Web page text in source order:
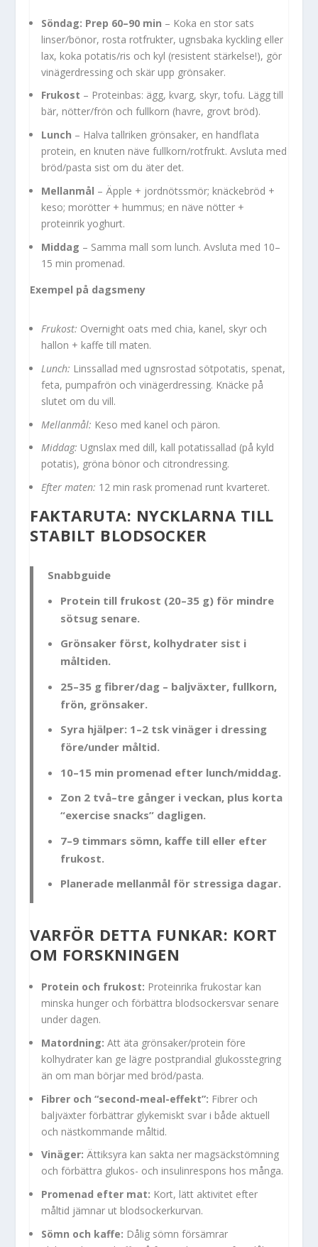
Söndag: Prep 60–90 min – Koka en stor sats
linser/bönor, rosta rotfrukter, ugnsbaka kyckling eller
lax, koka potatis/ris och kyl (resistent stärkelse!), gör
vinägerdressing och skär upp grönsaker.
Frukost – Proteinbas: ägg, kvarg, skyr, tofu. Lägg till
bär, nötter/frön och fullkorn (havre, grovt bröd).
Lunch – Halva tallriken grönsaker, en handflata
protein, en knuten näve fullkorn/rotfrukt. Avsluta med
bröd/pasta sist om du äter det.
Mellanmål – Äpple + jordnötssmör; knäckebröd +
keso; morötter + hummus; en näve nötter +
proteinrik yoghurt.
Middag – Samma mall som lunch. Avsluta med 10–
15 min promenad.
Exempel på dagsmeny
Frukost: Overnight oats med chia, kanel, skyr och
hallon + kaffe till maten.
Lunch: Linssallad med ugnsrostad sötpotatis, spenat,
feta, pumpafrön och vinägerdressing. Knäcke på
slutet om du vill.
Mellanmål: Keso med kanel och päron.
Middag: Ugnslax med dill, kall potatissallad (på kyld
potatis), gröna bönor och citrondressing.
Efter maten: 12 min rask promenad runt kvarteret.
FAKTARUTA: NYCKLARNA TILL
STABILT BLODSOCKER
Snabbguide
Protein till frukost (20–35 g) för mindre
sötsug senare.
Grönsaker först, kolhydrater sist i
måltiden.
25–35 g fibrer/dag – baljväxter, fullkorn,
frön, grönsaker.
Syra hjälper: 1–2 tsk vinäger i dressing
före/under måltid.
10–15 min promenad efter lunch/middag.
Zon 2 två–tre gånger i veckan, plus korta
“exercise snacks” dagligen.
7–9 timmars sömn, kaffe till eller efter
frukost.
Planerade mellanmål för stressiga dagar.
VARFÖR DETTA FUNKAR: KORT
OM FORSKNINGEN
Protein och frukost: Proteinrika frukostar kan
minska hunger och förbättra blodsockersvar senare
under dagen.
Matordning: Att äta grönsaker/protein före
kolhydrater kan ge lägre postprandial glukosstegring
än om man börjar med bröd/pasta.
Fibrer och “second-meal-effekt”: Fibrer och
baljväxter förbättrar glykemiskt svar i både aktuell
och nästkommande måltid.
Vinäger: Ättiksyra kan sakta ner magsäckstömning
och förbättra glukos- och insulinrespons hos många.
Promenad efter mat: Kort, lätt aktivitet efter
måltid jämnar ut blodsockerkurvan.
Sömn och kaffe: Dålig sömn försämrar